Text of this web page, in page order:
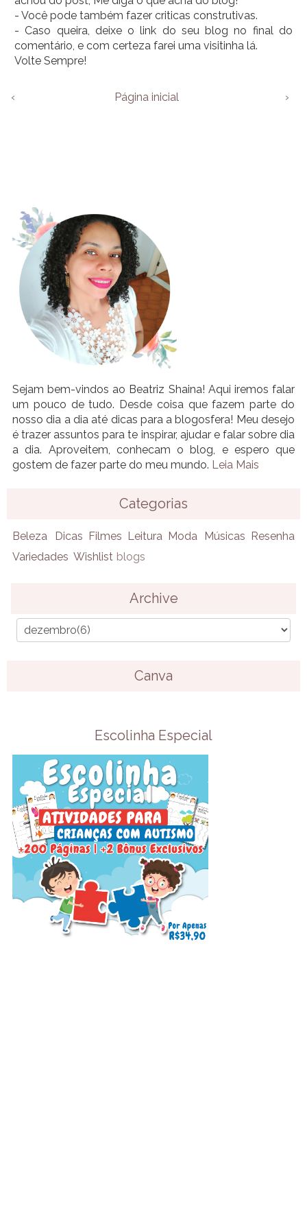
- Você pode também fazer criticas construtivas.
- Caso queira, deixe o link do seu blog no final do
comentário, e com certeza farei uma visitinha lá.
Volte Sempre!
‹ ›
Página inicial
Sejam bem-vindos ao Beatriz Shaina! Aqui iremos falar
um pouco de tudo. Desde coisa que fazem parte do
nosso dia a dia até dicas para a blogosfera! Meu desejo
é trazer assuntos para te inspirar, ajudar e falar sobre dia
a dia. Aproveitem, conhecam o blog, e espero que
gostem de fazer parte do meu mundo. Leia Mais
Categorias
Beleza Dicas Filmes Leitura Moda Músicas Resenha
Variedades Wishlist blogs
Archive
Canva
Escolinha Especial